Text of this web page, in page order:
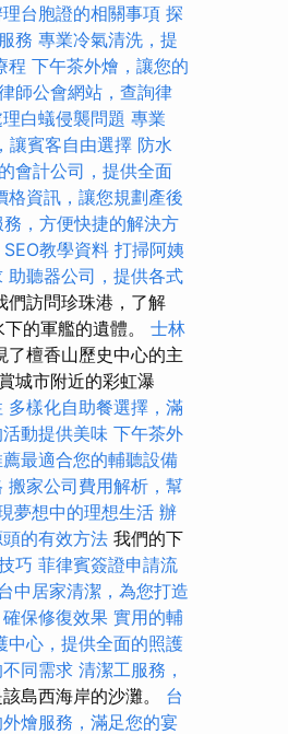
台胞證的相關事項 探
務 專業冷氣清洗，提
程 下午茶外燴，讓您的
師公會網站，查詢律
白蟻侵襲問題 專業
讓賓客自由選擇 防水
會計公司，提供全面
格資訊，讓您規劃產後
，方便快捷的解決方
教學資料 打掃阿姨
助聽器公司，提供各式
們訪問珍珠港，了解
的軍艦的遺體。 士林
了檀香山歷史中心的主
城市附近的彩虹瀑
多樣化自助餐選擇，滿
動提供美味 下午茶外
最適合您的輔聽設備
搬家公司費用解析，幫
夢想中的理想生活 辦
的有效方法 我們的下
巧 菲律賓簽證申請流
中居家清潔，為您打造
保修復效果 實用的輔
中心，提供全面的照護
同需求 清潔工服務，
島西海岸的沙灘。 台
燴服務，滿足您的宴